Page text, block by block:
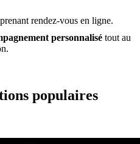
rendez-vous en ligne.
personnalisé tout au
populaires